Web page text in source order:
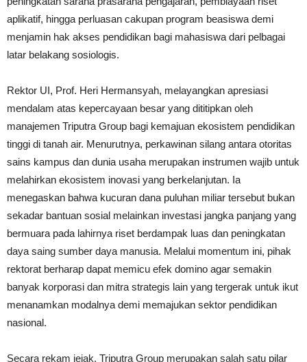
aplikatif, hingga perluasan cakupan program beasiswa demi
menjamin hak akses pendidikan bagi mahasiswa dari pelbagai
latar belakang sosiologis.
Rektor UI, Prof. Heri Hermansyah, melayangkan apresiasi
mendalam atas kepercayaan besar yang dititipkan oleh
manajemen Triputra Group bagi kemajuan ekosistem pendidikan
tinggi di tanah air. Menurutnya, perkawinan silang antara otoritas
sains kampus dan dunia usaha merupakan instrumen wajib untuk
melahirkan ekosistem inovasi yang berkelanjutan. Ia
menegaskan bahwa kucuran dana puluhan miliar tersebut bukan
sekadar bantuan sosial melainkan investasi jangka panjang yang
bermuara pada lahirnya riset berdampak luas dan peningkatan
daya saing sumber daya manusia. Melalui momentum ini, pihak
rektorat berharap dapat memicu efek domino agar semakin
banyak korporasi dan mitra strategis lain yang tergerak untuk ikut
menanamkan modalnya demi memajukan sektor pendidikan
nasional.
Secara rekam jejak, Triputra Group merupakan salah satu pilar